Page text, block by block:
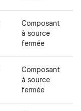
Composant
à source
fermée
Composant
à source
fermée